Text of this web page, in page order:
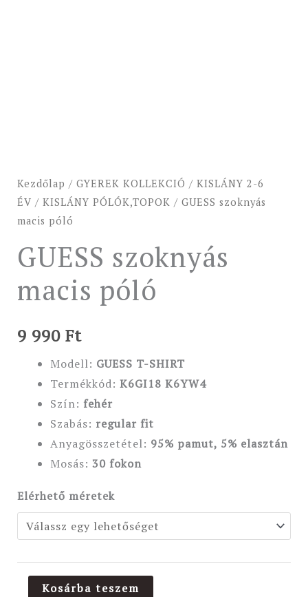
Kezdőlap / GYEREK KOLLEKCIÓ / KISLÁNY 2-6
ÉV / KISLÁNY PÓLÓK,TOPOK / GUESS szoknyás
macis póló
GUESS szoknyás
macis póló
9 990 Ft
Modell: GUESS T-SHIRT
Termékkód: K6GI18 K6YW4
Szín: fehér
Szabás: regular fit
Anyagösszetétel: 95% pamut, 5% elasztán
Mosás: 30 fokon
Elérhető méretek
Kosárba teszem